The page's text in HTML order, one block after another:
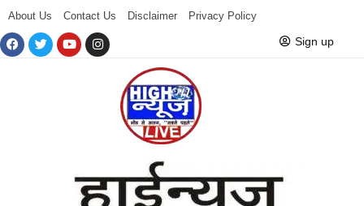
About Us Contact Us Disclaimer Privacy Policy
Sign up